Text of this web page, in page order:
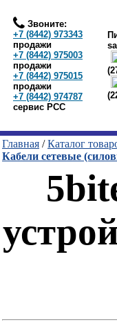
Звоните:
+7 (8442) 973343
продажи
+7 (8442) 975003
продажи
+7 (8442) 975015
продажи
+7 (8442) 974787
сервис РСС
Главная /Каталог
Кабели сетевые